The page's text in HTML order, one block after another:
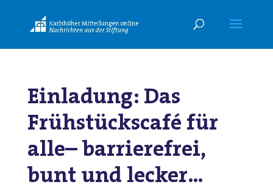
Einladung: Das
Frühstückscafé für
alle– barrierefrei,
bunt und lecker…